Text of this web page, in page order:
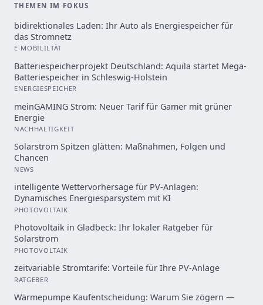
THEMEN IM FOKUS
bidirektionales Laden: Ihr Auto als Energiespeicher für
das Stromnetz
E-MOBILILTÄT
Batteriespeicherprojekt Deutschland: Aquila startet Mega-
Batteriespeicher in Schleswig-Holstein
ENERGIESPEICHER
meinGAMING Strom: Neuer Tarif für Gamer mit grüner
Energie
NACHHALTIGKEIT
Solarstrom Spitzen glätten: Maßnahmen, Folgen und
Chancen
NEWS
intelligente Wettervorhersage für PV-Anlagen:
Dynamisches Energiesparsystem mit KI
PHOTOVOLTAIK
Photovoltaik in Gladbeck: Ihr lokaler Ratgeber für
Solarstrom
PHOTOVOLTAIK
zeitvariable Stromtarife: Vorteile für Ihre PV-Anlage
RATGEBER
Wärmepumpe Kaufentscheidung: Warum Sie zögern —